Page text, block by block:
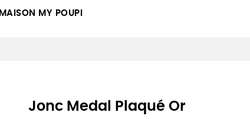
MAISON MY POUPI
Jonc Medal Plaqué Or